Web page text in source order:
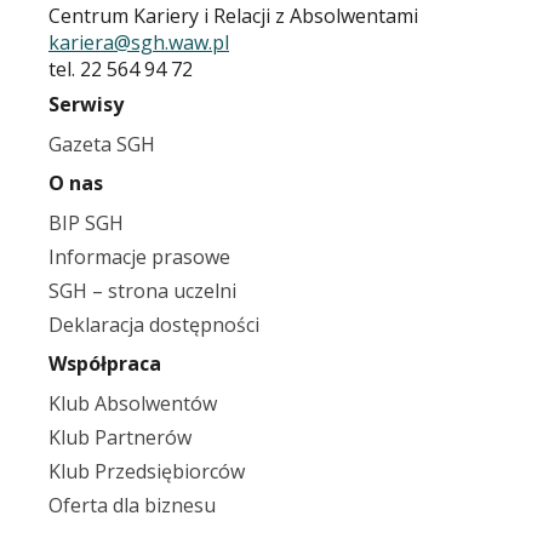
Centrum Kariery i Relacji z Absolwentami
kariera@sgh.waw.pl
tel. 22 564 94 72
Serwisy
Gazeta SGH
O nas
BIP SGH
Informacje prasowe
SGH – strona uczelni
Deklaracja dostępności
Współpraca
Klub Absolwentów
Klub Partnerów
Klub Przedsiębiorców
Oferta dla biznesu